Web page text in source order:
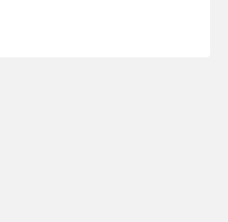
bazą